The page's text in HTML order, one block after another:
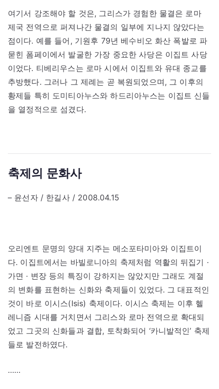
여기서 강조해야 할 것은, 그리스가 경험한 물결은 로마
제국 전역으로 퍼져나간 물결의 일부에 지나지 않았다는
점이다. 예를 들어, 기원후 79년 베수비오 화산 폭발로 파
묻힌 폼페이에서 발굴한 가장 중요한 사당은 이집트 사당
이었다. 티베리우스는 로마 시에서 이집트와 유대 종교를
추방했다. 그러나 그 제례는 곧 복원되었으며, 그 이후의
황제들 특히 도미티아누스와 하드리아누스는 이집트 신들
을 열정적으로 섬겼다.
축제의 문화사
– 윤선자 / 한길사 / 2008.04.15
오리엔트 문명의 양대 지주는 메소포타미아와 이집트이
다. 이집트에서는 바빌로니아의 축제처럼 역활의 뒤집기 ·
가면 · 변장 등의 특징이 강하지는 않았지만 그래도 계절
의 변화를 표현하는 신화와 축제들이 있었다. 그 대표적인
것이 바로 이시스(Isis) 축제이다. 이시스 축제는 이후 헬
레니즘 시대를 거치면서 그리스와 로마 전역으로 확대되
었고 그곳의 신화들과 결합, 토착화되어 ‘카니발적인’ 축제
들로 발전하였다.
……